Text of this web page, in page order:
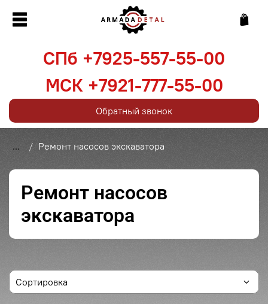
... Ремонт насосов экскаватора
Ремонт насосов
экскаватора
СПб +7925-557-55-00
МСК +7921-777-55-00
Обратный звонок